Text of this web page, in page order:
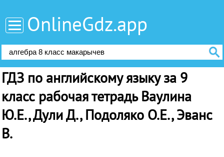
OnlineGdz.app
ГДЗ по английскому языку за 9
класс рабочая тетрадь Ваулина
Ю.Е., Дули Д., Подоляко О.Е., Эванс
В.